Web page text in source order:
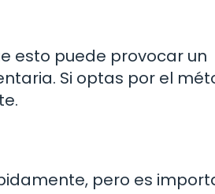
esto puede provocar un
Si optas por el
pero es